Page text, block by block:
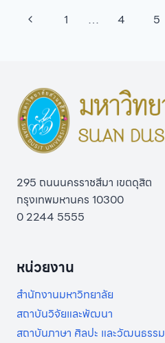
รับ
หลักสูตร
ศึกษา
ศาสตร
ดุษฎี
วิชา
ภาวะ
ศึกษา
2566
Page
Previous
1 … 4 5
295 ถนนนครราชสีมา เขตดุสิต
กรุงเทพมหานคร 10300
0 2244 5555
หน่วยงาน
สำนักงานมหาวิทยาลัย
สถาบันวิจัยและพัฒนา
สถาบันภาษา ศิลปะ และวัฒนธรรม